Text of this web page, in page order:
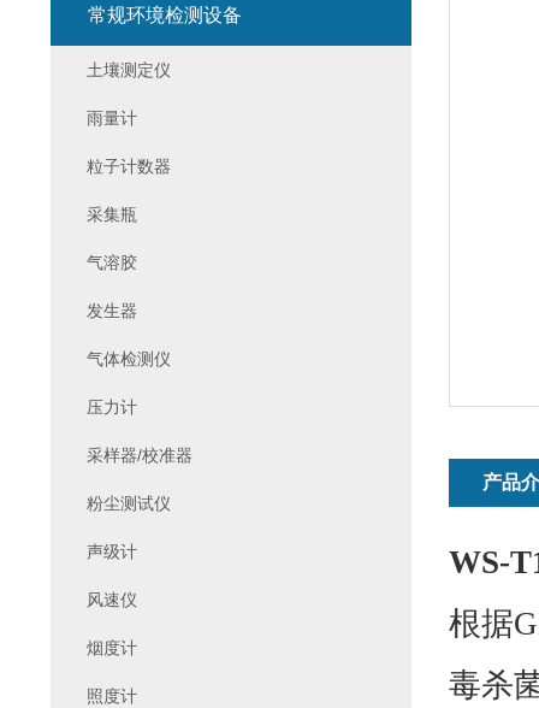
产品
WS-
根据
毒杀
常规环境检测设备
土壤测定仪
雨量计
粒子计数器
采集瓶
气溶胶
发生器
气体检测仪
压力计
采样器/校准器
粉尘测试仪
声级计
风速仪
烟度计
照度计